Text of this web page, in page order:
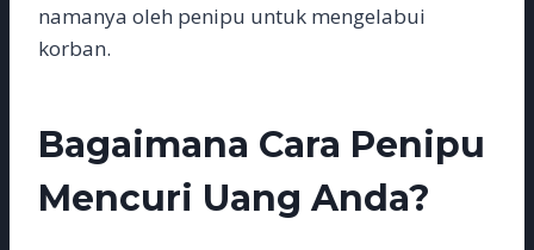
namanya oleh penipu untuk mengelabui
korban.
Bagaimana Cara Penipu
Mencuri Uang Anda?